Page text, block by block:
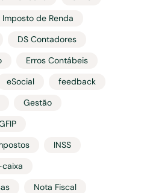
de Renda
DS Contadores
Erros Contábeis
eSocial
feedback
Gestão
INSS
Nota Fiscal